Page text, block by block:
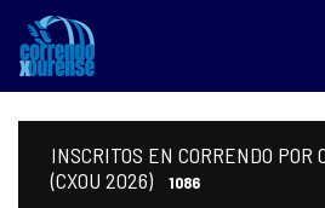
INSCRITOS EN CORRENDO POR
(CXOU 2026)
1086